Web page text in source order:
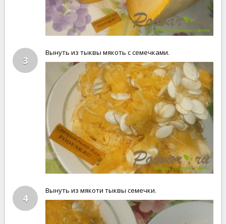
3
Вынуть из тыквы мякоть с семечками.
4
Вынуть из мякоти тыквы семечки.